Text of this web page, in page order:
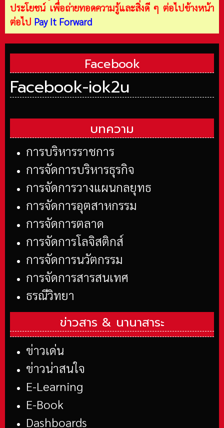
ประโยชน์ เพื่อถ่ายทอดความรู้และสิ่งดี ๆ ต่อไปข้างหน้า
ต่อไป Pay It Forward
Facebook
Facebook-iok2u
บทความ
การบริหารราชการ
การจัดการบริหารธุรกิจ
การจัดการวางแผนกลยุทธ
การจัดการอุตสาหกรรม
การจัดการตลาด
การจัดการโลจิสติกส์
การจัดการนวัตกรรม
การจัดการสารสนเทศ
ธรณีวิทยา
ข่าวสาร & นานาสาระ
ข่าวเด่น
ข่าวน่าสนใจ
E-Learning
E-Book
Dashboards